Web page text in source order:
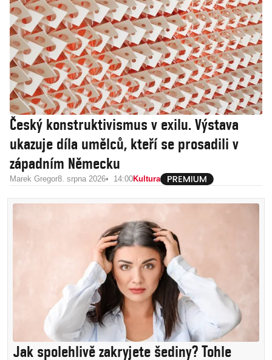
Český konstruktivismus v exilu. Výstava
ukazuje díla umělců, kteří se prosadili v
západním Německu
Marek Gregor8. srpna 2026 14:00Kultura
Jak spolehlivě zakryjete šediny? Tohle